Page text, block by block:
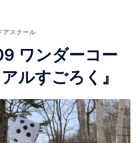
アスクール
ワンダーコー
ルすごろく』